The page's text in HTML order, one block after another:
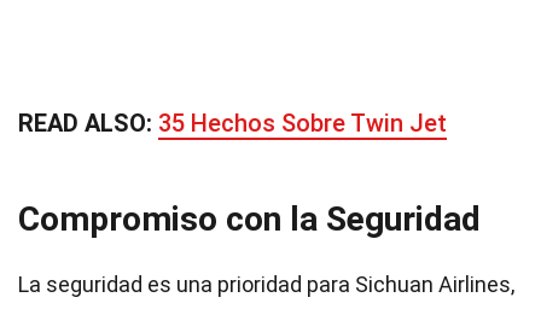
READ ALSO: 35 Hechos Sobre Twin Jet
Compromiso con la Seguridad
La seguridad es una prioridad para Sichuan Airlines,